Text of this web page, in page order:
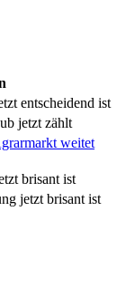
entscheidend ist
jetzt zählt
weitet
brisant ist
jetzt brisant ist